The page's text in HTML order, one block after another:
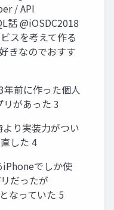
/ API
話 @iOSDC2018
スを考えて作る
きなのでおすす
前に作った個人
があった 3
り実装力がつい
した 4
iPhoneでしか使
だったが
なっていた 5